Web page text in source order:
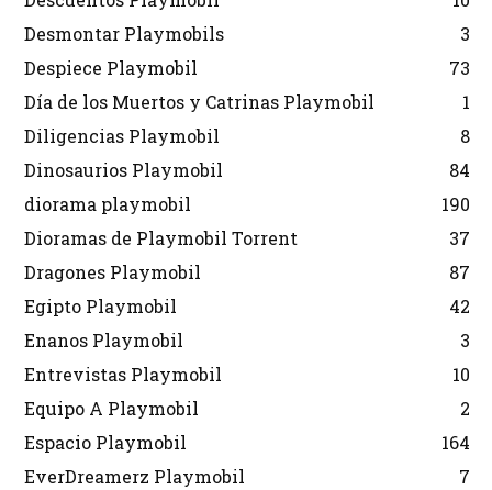
Desmontar Playmobils
3
Despiece Playmobil
73
Día de los Muertos y Catrinas Playmobil
1
Diligencias Playmobil
8
Dinosaurios Playmobil
84
diorama playmobil
190
Dioramas de Playmobil Torrent
37
Dragones Playmobil
87
Egipto Playmobil
42
Enanos Playmobil
3
Entrevistas Playmobil
10
Equipo A Playmobil
2
Espacio Playmobil
164
EverDreamerz Playmobil
7